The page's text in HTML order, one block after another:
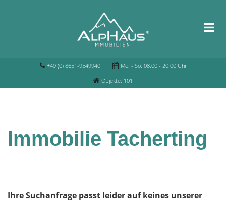
+49 (0) 8651-9549940
Mo. - So. 08.00 - 20.00 Uhr
Objekte: 101
Immobilie Tacherting
Ihre Suchanfrage passt leider auf keines unserer